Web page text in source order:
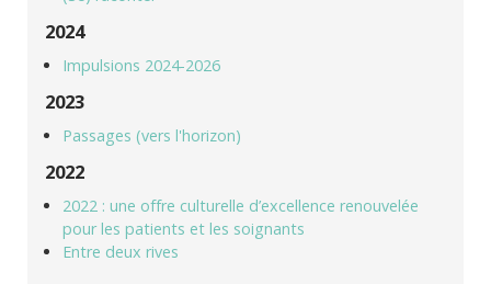
2024
Impulsions 2024-2026
2023
Passages (vers l'horizon)
2022
2022 : une offre culturelle d’excellence renouvelée
pour les patients et les soignants
Entre deux rives